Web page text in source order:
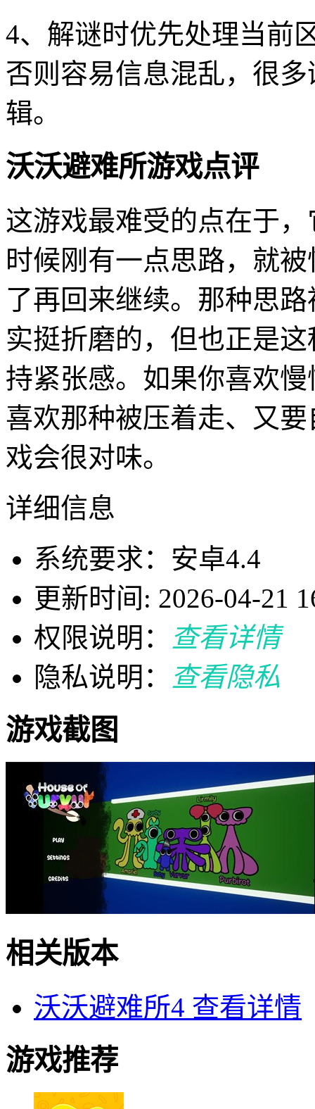
4、解谜时优先处理当前
否则容易信息混乱，很
辑。
沃沃避难所游戏点评
这游戏最难受的点在于
时候刚有一点思路，就
了再回来继续。那种思
实挺折磨的，但也正是
持紧张感。如果你喜欢
喜欢那种被压着走、又
戏会很对味。
详细信息
系统要求：安卓4.4
更新时间: 2026-04-21
权限说明：
查看详情
隐私说明：
查看隐私
游戏截图
相关版本
沃沃避难所4 查看详情
游戏推荐